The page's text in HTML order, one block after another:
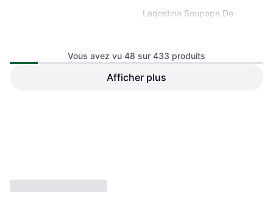
Tefal Seb Joint Autocuiseur
Lagostina Soupape De
Vous avez vu 48 sur 433 produits
Afficher plus